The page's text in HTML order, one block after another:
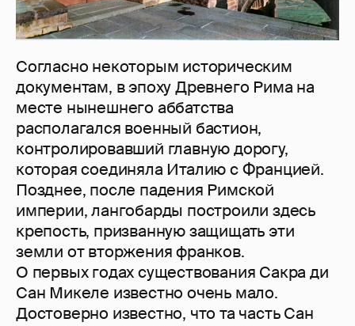
Согласно некоторым историческим
документам, в эпоху Древнего Рима на
месте нынешнего аббатства
располагался военный бастион,
контролировавший главную дорогу,
которая соединяла Италию с Францией.
Позднее, после падения Римской
империи, лангобарды построили здесь
крепость, призванную защищать эти
земли от вторжения франков.
О первых годах существования Сакра ди
Сан Микеле известно очень мало.
Достоверно известно, что та часть Сан